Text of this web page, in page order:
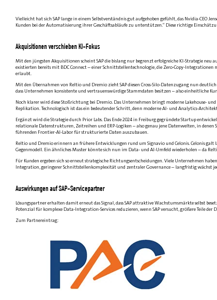
Vielleicht hat sich SAP lange in einem Selbstverständnis gut aufgehoben gefühlt, das Nvidia-CEO
Kunden bei der Automatisierung ihrer Geschäftsabläufe zu unterstützen.“ Diese richtige
Akquisitionen verschieben KI-Fokus
Mit den jüngsten Akquisitionen scheint SAP die bislang nur begrenzt erfolgreiche KI-Strategie
existierten bereits mit BDC Connect – einer Schnittstellentechnologie, die Zero-Copy-
erlaubt.
Mit den Übernahmen von Reltio und Dremio zieht SAP diesen Cross-Silo-Datenzugang nun
dass Unternehmen konsistente und vertrauenswürdige Stammdaten besitzen – also einheitliche
Noch klarer wird diese Stoßrichtung bei Dremio. Das Unternehmen bringt moderne Lakehouse-
Replikation. Technologisch ist das ein bedeutender Schritt, denn moderne AI- und Analytics-
Ergänzt wird die Strategie durch Prior Labs. Das Ende 2024 in Freiburg gegründete Startup
relationale Datenstrukturen, Zeitreihen und ERP-Logiken – also genau jene Datenwelten, in
führenden Frontier-AI-Labor für strukturierte Daten auszubauen.
Reltio und Dremio erinnern an frühere Entwicklungen rund um Signavio und Celonis. Celonis galt
Gegenmodell. Ein ähnliches Muster könnte sich nun im Data- und AI-Umfeld wiederholen – da
Für Kunden ergeben sich so erneut strategische Richtungsentscheidungen. Viele Unternehmen
Integration, geringerer Schnittstellenkomplexität und zentraler Governance – langfristig wächst
Auswirkungen auf SAP-Servicepartner
Lösungspartner erhalten damit erneut das Signal, dass SAP attraktive Wachstumsmärkte selbst
Potenzial für komplexe Data-Integration-Services reduzieren, wenn SAP versucht, größere Teile
Zum Partnereintrag: